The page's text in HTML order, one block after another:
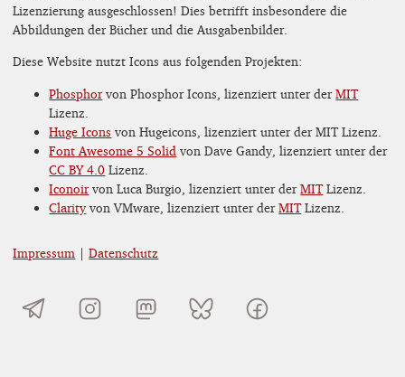
Lizenzierung ausgeschlossen! Dies betrifft insbesondere die
Abbildungen der Bücher und die Ausgabenbilder.
Diese Website nutzt Icons aus folgenden Projekten:
Phosphorvon Phosphor Icons, lizenziert unter derMIT
Lizenz.
Huge Icons von Hugeicons, lizenziert unter der MIT Lizenz.
Font Awesome 5 Solid von Dave Gandy, lizenziert unter der
CC BY 4.0 Lizenz.
Iconoirvon Luca Burgio, lizenziert unter derMITLizenz.
Clarityvon VMware, lizenziert unter derMITLizenz.
Impressum |Datenschutz